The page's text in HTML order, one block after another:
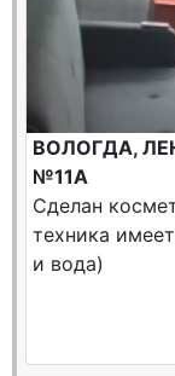
ВОЛОГДА,
№11А
Сделан
техника
и вода)